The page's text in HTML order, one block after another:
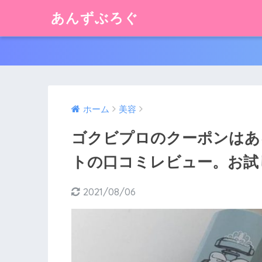
あんずぶろぐ
ホーム 美容
ゴクビプロのクーポンは
トの口コミレビュー。お
2021/08/06